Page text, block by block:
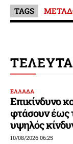
TAGS
ΕΛΛΑΔΑ
Επικίνδυνο
φτάσουν έως
υψηλός
10/08/2026 06:25